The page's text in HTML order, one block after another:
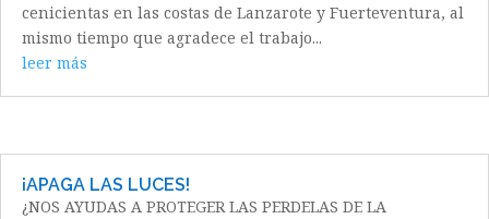
cenicientas en las costas de Lanzarote y Fuerteventura, al
mismo tiempo que agradece el trabajo...
leer más
¡APAGA LAS LUCES!
¿NOS AYUDAS A PROTEGER LAS PERDELAS DE LA